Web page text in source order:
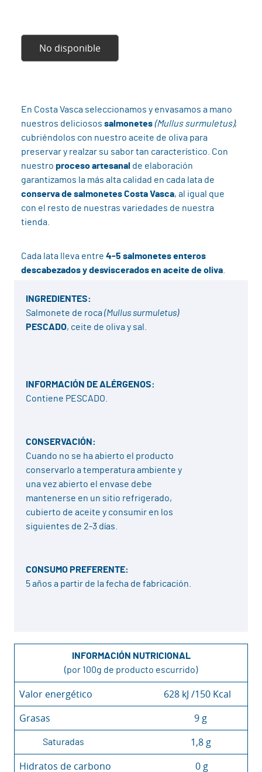
No disponible
En Costa Vasca seleccionamos y envasamos a mano
nuestros deliciosos salmonetes(Mullus surmuletus),
cubriéndolos con nuestro aceite de oliva para
preservar y realzar su sabor tan característico. Con
nuestro proceso artesanal de elaboración
garantizamos la más alta calidad en cada lata de
conserva de salmonetes Costa Vasca, al igual que
con el resto de nuestras variedades de nuestra
tienda.
Cada lata lleva entre 4-5 salmonetes enteros
descabezados y desviscerados en aceite de oliva.
INGREDIENTES:
Salmonete de roca (Mullus surmuletus)
PESCADO, ceite de oliva y sal.
INFORMACIÓN DE ALÉRGENOS:
Contiene PESCADO.
CONSERVACIÓN:
Cuando no se ha abierto el producto
conservarlo a temperatura ambiente y
una vez abierto el envase debe
mantenerse en un sitio refrigerado,
cubierto de aceite y consumir en los
siguientes de 2-3 días.
CONSUMO PREFERENTE:
5 años a partir de la fecha de fabricación.
INFORMACIÓN NUTRICIONAL
(por 100g de producto escurrido)
Valor energético
628 kJ /150 Kcal
Grasas
9 g
Saturadas
1,8 g
Hidratos de carbono
0 g